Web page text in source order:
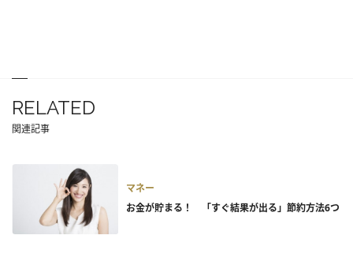
RELATED
関連記事
マネー
お金が貯まる！ 「すぐ結果が出る」節約方法6つ